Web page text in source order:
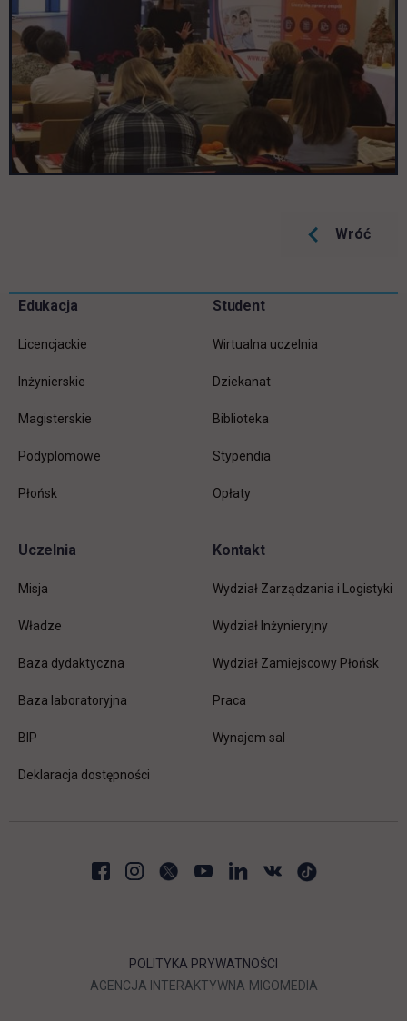
Wróć
Pomiń
Informacje w stopce
Edukacja
Licencjackie
Inżynierskie
Magisterskie
Podyplomowe
Płońsk
Student
Wirtualna uczelnia
Dziekanat
Biblioteka
Stypendia
Opłaty
Uczelnia
Misja
Władze
Baza dydaktyczna
Baza laboratoryjna
BIP
Deklaracja dostępności
Kontakt
Wydział Zarządzania i Logistyki
Wydział Inżynieryjny
Wydział Zamiejscowy Płońsk
Praca
Wynajem sal
POLITYKA PRYWATNOŚCI
AGENCJA INTERAKTYWNA LINK OTWIERA SIĘ W
MIGOMEDIA